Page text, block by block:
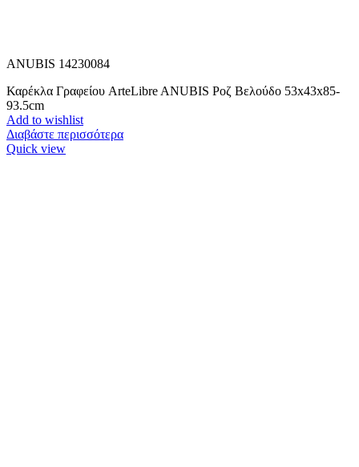
ANUBIS 14230084
Καρέκλα Γραφείου ArteLibre ANUBIS Ροζ Βελούδο 53x43x85-
93.5cm
Add to wishlist
Διαβάστε περισσότερα
Quick view